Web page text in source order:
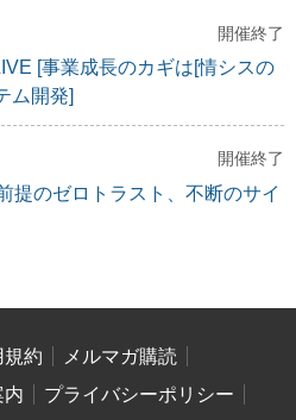
開催終了
[事業成長のカギは[情シスの
ム開発]
開催終了
提のゼロトラスト、不断のサイ
規約
メルマガ購読
内
プライバシーポリシー